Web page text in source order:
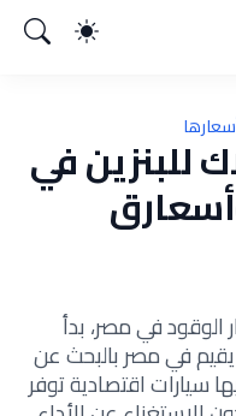
للبنزين في
الوقود في مصر، بدأ
في مصر بالبحث عن
سيارات اقتصادية توفر